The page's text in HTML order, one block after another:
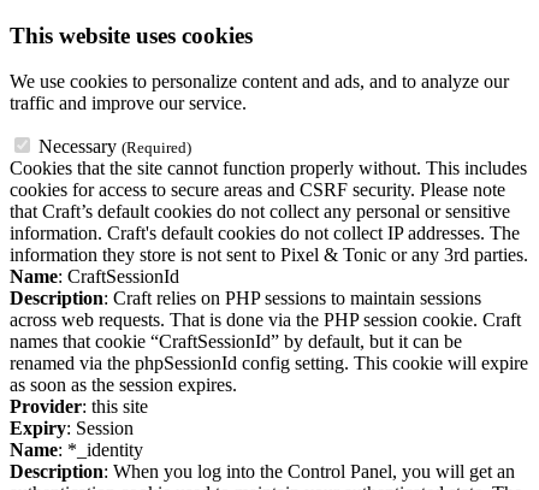
This website uses cookies
We use cookies to personalize content and ads, and to analyze our
traffic and improve our service.
Necessary (Required)
Cookies that the site cannot function properly without. This includes
cookies for access to secure areas and CSRF security. Please note
that Craft’s default cookies do not collect any personal or sensitive
information. Craft's default cookies do not collect IP addresses. The
information they store is not sent to Pixel & Tonic or any 3rd parties.
Name: CraftSessionId
Description: Craft relies on PHP sessions to maintain sessions
across web requests. That is done via the PHP session cookie. Craft
names that cookie “CraftSessionId” by default, but it can be
renamed via the phpSessionId config setting. This cookie will expire
as soon as the session expires.
Provider: this site
Expiry: Session
Name: *_identity
Description: When you log into the Control Panel, you will get an